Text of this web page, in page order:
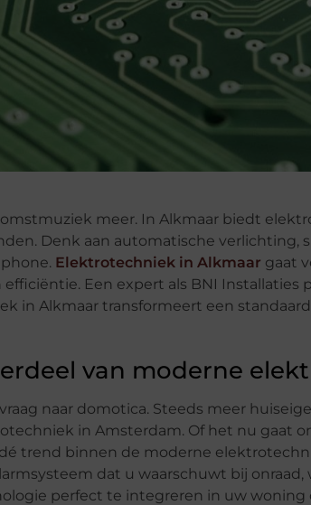
meer. In Alkmaar biedt
Denk aan automatische
Elektrotechniek in Alkmaar gaat
Een expert als BNI
in Alkmaar transformeert een
van moderne
naar domotica. Steeds meer
in Amsterdam. Of het nu gaat
trend binnen de moderne
dat u waarschuwt bij
perfect te integreren in uw woning